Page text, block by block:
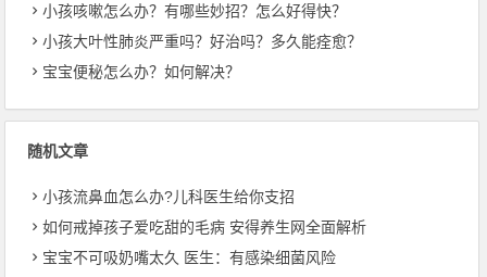
小孩咳嗽怎么办？有哪些妙招？怎么好得快？
小孩大叶性肺炎严重吗？好治吗？多久能痊愈？
宝宝便秘怎么办？如何解决？
随机文章
小孩流鼻血怎么办?儿科医生给你支招
如何戒掉孩子爱吃甜的毛病 安得养生网全面解析
宝宝不可吸奶嘴太久 医生：有感染细菌风险